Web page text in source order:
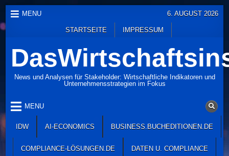
Skip
to
content
MENU
STARTSEITE IMPRESSUM
6. AUGUST 2026
News und Analysen für Stakeholder: Wirtschaftliche Indikatoren und
Unternehmensstrategien im Fokus
MENU
IDW AI-ECONOMICS BUSINESS.BUCHEDITIONEN.DE
COMPLIANCE-LÖSUNGEN.DE DATEN U. COMPLIANCE